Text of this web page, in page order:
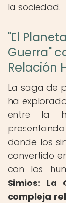
la sociedad.
"El
Guerra"
Relación
La saga de
ha
entre la
donde los
convertido
con los
Simios: La
compleja